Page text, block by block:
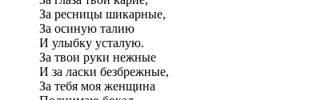
За ресницы шикарные,
За осиную талию
И улыбку усталую.
За твои руки нежные
И за ласки безбрежные,
За тебя моя женщина